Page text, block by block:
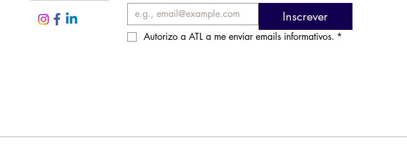
Inscrever
Autorizo a ATL a me enviar emails informativos. *